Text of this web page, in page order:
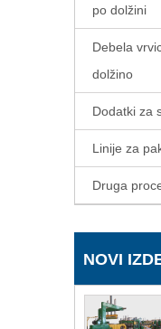
po dolžini
Debela
dolžino
Dodatki za
Linije za
Druga
NOVI